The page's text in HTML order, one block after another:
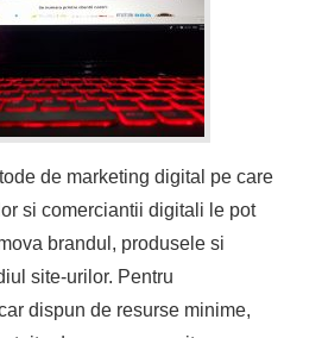
de marketing digital pe care
si comerciantii digitali le pot
brandul, produsele si
site-urilor. Pentru
dispun de resurse minime,